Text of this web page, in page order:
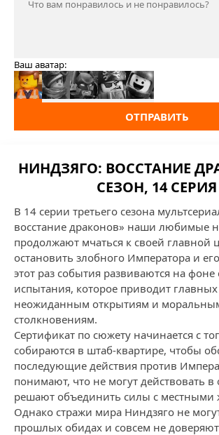
Ваш аватар:
ОТПРАВИТЬ
НИНДЗЯГО: ВОССТАНИЕ
СЕЗОН, 14 СЕРИЯ
В 14 серии третьего сезона
восстание драконов» наши любимые
продолжают мчаться к своей главной
остановить злобного Императора и
этот раз события развиваются на
испытания, которое приводит главных
неожиданным открытиям и
столкновениям.
Сертификат по сюжету начинается с
собираются в штаб-квартире, чтобы
последующие действия против
понимают, что не могут действовать
решают объединить силы с местными
Однако стражи мира Ниндзяго не
прошлых обидах и совсем не